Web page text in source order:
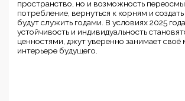
пространство, но и возможность
потребление, вернуться к корням и
будут служить годами. В условиях 2025
устойчивость и индивидуальность
ценностями, джут уверенно занимает своё
интерьере будущего.